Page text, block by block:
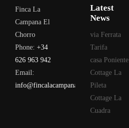
Finca La
Campana El
Chorro
Phone: +34
626 963 942
Email:
info@fincalacampana.com
Latest
News
via Ferrata
Tarifa
casa Poniente
Cottage La
Pileta
Cottage La
Cuadra